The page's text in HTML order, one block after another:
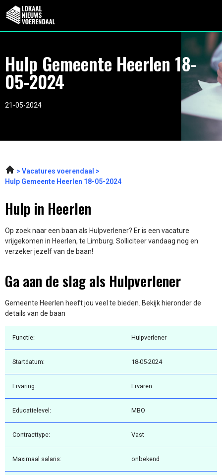
Hulp Gemeente Heerlen 18-
05-2024
21-05-2024
Vacatures voerendaal
Hulp Gemeente Heerlen 18-05-2024
Hulp in Heerlen
Op zoek naar een baan als Hulpverlener? Er is een vacature
vrijgekomen in Heerlen, te Limburg. Solliciteer vandaag nog en
verzeker jezelf van de baan!
Ga aan de slag als Hulpverlener
Gemeente Heerlen heeft jou veel te bieden. Bekijk hieronder de
details van de baan
Functie: Hulpverlener
Startdatum: 18-05-2024
Ervaring: Ervaren
Educatielevel: MBO
Contracttype: Vast
Maximaal salaris: onbekend